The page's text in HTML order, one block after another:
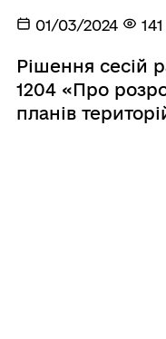
01/03/2024 141
Рішення сесій
1204 «Про
планів